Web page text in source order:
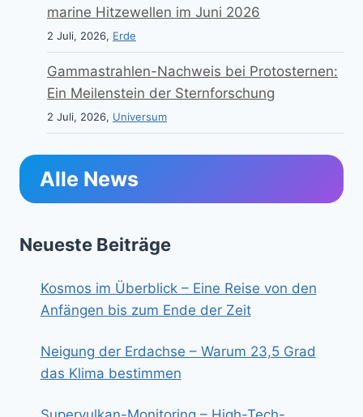
marine Hitzewellen im Juni 2026
2 Juli, 2026, Erde
Gammastrahlen-Nachweis bei Protosternen:
Ein Meilenstein der Sternforschung
2 Juli, 2026, Universum
Alle News
Neueste Beiträge
Kosmos im Überblick – Eine Reise von den
Anfängen bis zum Ende der Zeit
Neigung der Erdachse – Warum 23,5 Grad
das Klima bestimmen